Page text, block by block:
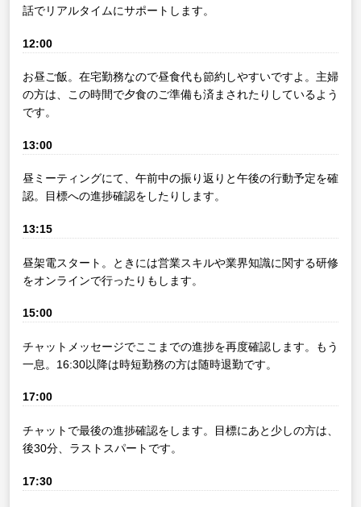
話でリアルタイムにサポートします。
12:00
お昼ご飯。在宅勤務なので昼食代も節約しやすいですよ。主婦
の方は、この時間で夕食のご準備も済まされたりしているよう
です。
13:00
昼ミーティングにて、午前中の振り返りと午後の行動予定を確
認。目標への進捗確認をしたりします。
13:15
昼架電スタート。ときには営業スキルや業界知識に関する研修
をオンラインで行ったりもします。
15:00
チャットメッセージでここまでの進捗を再度確認します。もう
一息。16:30以降は時短勤務の方は随時退勤です。
17:00
チャットで最後の進捗確認をします。目標にあと少しの方は、
後30分、ラストスパートです。
17:30